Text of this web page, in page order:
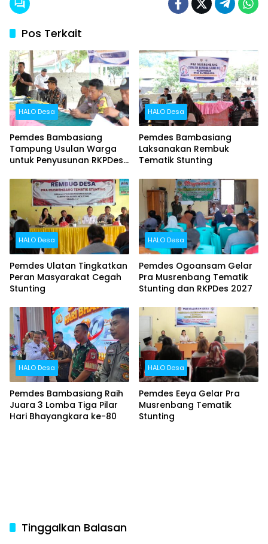
Pos Terkait
HALO Desa
Pemdes Bambasiang
Tampung Usulan Warga
untuk Penyusunan RKPDes
HALO Desa
Pemdes Bambasiang
Laksanakan Rembuk
Tematik Stunting
HALO Desa
Pemdes Ulatan Tingkatkan
Peran Masyarakat Cegah
Stunting
HALO Desa
Pemdes Ogoansam Gelar
Pra Musrenbang Tematik
Stunting dan RKPDes 2027
HALO Desa
Pemdes Bambasiang Raih
Juara 3 Lomba Tiga Pilar
Hari Bhayangkara ke-80
HALO Desa
Pemdes Eeya Gelar Pra
Musrenbang Tematik
Stunting
Tinggalkan Balasan